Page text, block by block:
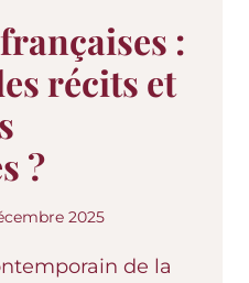
:
récits et
?
2025
de la